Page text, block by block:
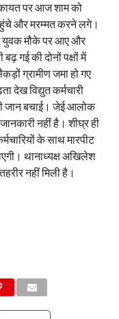
पर आज शाम को
और मरम्मत करने लगे।
युवक मौके पर आए और
गई की दोनों पक्षों में
ग्रामीण जमा हो गए
देख विद्युत कर्मचारी
जान बचाई। जेई आलोक
नहीं है। शीघ्र ही
के साथ मारपीट
थानाध्यक्ष अखिलेश
नहीं मिली है।